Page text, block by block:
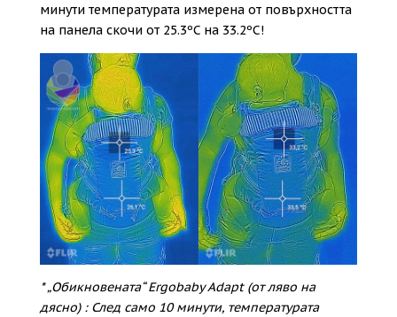
минути температурата измерена от повърхността
на панела скочи от 25.3ºC на 33.2ºC!
* „Обикновената“ Ergobaby Adapt (от ляво на
дясно) : След само 10 минути, температурата